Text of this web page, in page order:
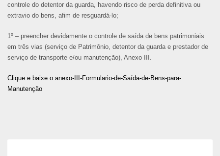
controle do detentor da guarda, havendo risco de perda definitiva ou
extravio do bens, afim de resguardá-lo;
1º – preencher devidamente o controle de saída de bens patrimoniais
em três vias (serviço de Patrimônio, detentor da guarda e prestador de
serviço de transporte e/ou manutenção), Anexo III.
Clique e baixe o anexo-III-Formulario-de-Saída-de-Bens-para-
Manutenção